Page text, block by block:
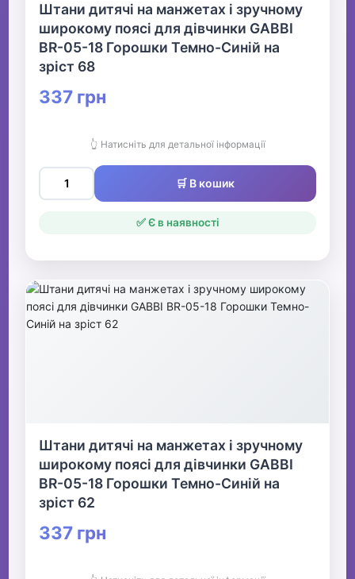
Штани дитячі на манжетах і зручному
широкому поясі для дівчинки GABBI
BR-05-18 Горошки Темно-Синій на
зріст 68
337 грн
👆 Натисніть для детальної інформації
🛒 В кошик
✅ Є в наявності
Штани дитячі на манжетах і зручному
широкому поясі для дівчинки GABBI
BR-05-18 Горошки Темно-Синій на
зріст 62
337 грн